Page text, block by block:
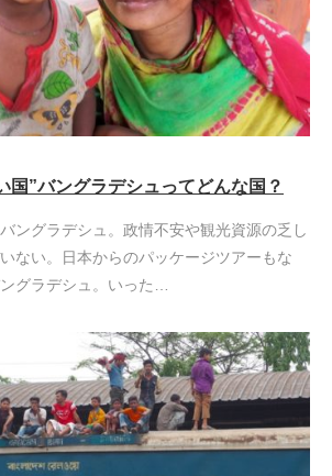
国”バングラデシュってどんな国？
ングラデシュ。政情不安や観光資源の乏し
ない。日本からのパッケージツアーもな
グラデシュ。いった…